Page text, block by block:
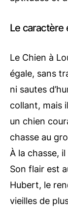
Le caractère
Le Chien à
égale, sans
ni sautes
collant, mais
un chien
chasse au
À la chasse,
Son flair est
Hubert, le
vieilles de